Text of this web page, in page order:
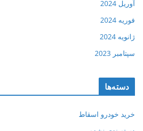
آوریل 2024
فوریه 2024
ژانویه 2024
سپتامبر 2023
دسته‌ها
خرید خودرو اسقاط